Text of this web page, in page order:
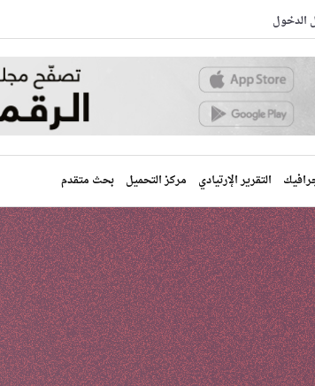
الدخول
التقرير الإرتيادي مركز التحميل بحث متقدم